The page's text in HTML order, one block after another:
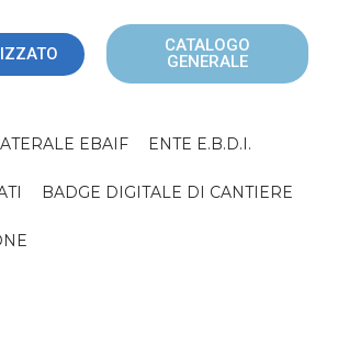
CATALOGO
GENERALE
EBAIF ENTE E.B.D.I.
BADGE DIGITALE DI CANTIERE